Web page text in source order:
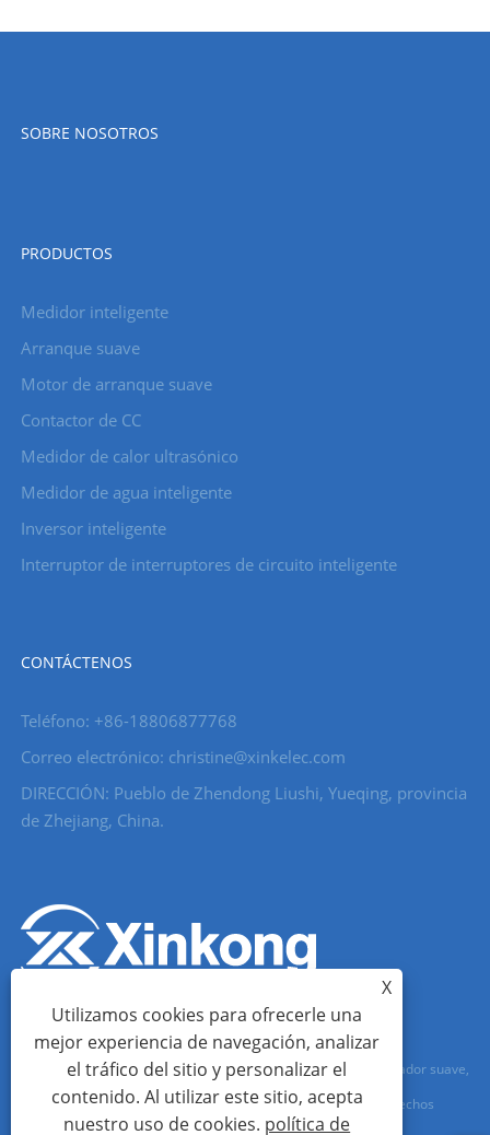
SOBRE NOSOTROS
PRODUCTOS
Medidor inteligente
Arranque suave
Motor de arranque suave
Contactor de CC
Medidor de calor ultrasónico
Medidor de agua inteligente
Inversor inteligente
Interruptor de interruptores de circuito inteligente
CONTÁCTENOS
Teléfono: +86-18806877768
Correo electrónico: christine@xinkelec.com
DIRECCIÓN: Pueblo de Zhendong Liushi, Yueqing, provincia
de Zhejiang, China.
Copyright © 2023 Wenzhou Xinkong Imp&exp Co.,Ltd. - Arrancador suave,
Medidor de agua, Medidor de agua ultrasónico - Todos los derechos
X
Utilizamos cookies para ofrecerle una
mejor experiencia de navegación, analizar
el tráfico del sitio y personalizar el
contenido. Al utilizar este sitio, acepta
nuestro uso de cookies. política de